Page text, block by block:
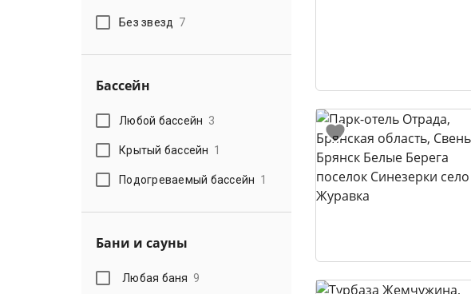
Без звезд 7
Бассейн
Любой бассейн 3
Крытый бассейн 1
Подогреваемый бассейн 1
Бани и сауны
Любая баня 9